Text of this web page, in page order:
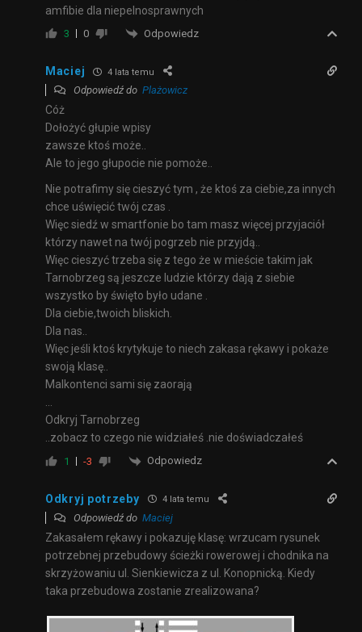
amfibie dla niepelnosprawnych
3 0 Odpowiedz
Maciej 4 lata temu
Odpowiedź do Plażowicz
Cóż
Dołożyć głupie wpisy
zawsze ktoś może..
Ale to jego głupocie nie pomoże..
Nie potrafimy się cieszyć tym , że ktoś za ciebie,za innych
chce uświęcić twój czas .
Więc siedź w smartfonie bo tam masz więcej przyjaciół
którzy nawet na twój pogrzeb nie przyjdą..
Więc cieszyć trzeba się z tego że w mieście takim jak
Tarnobrzeg są jeszcze ludzie którzy dają z siebie
wszystko by święto było udane .
Dla ciebie,twoich bliskich.
Dla nas..
Więc jeśli ktoś krytykuje to niech zakasa rękawy i pokaże
swoją klasę..
Malkontenci sami się zaorają
…
Odkryj Tarnobrzeg
..zobacz to czego nie widziałeś .nie doświadczałeś
1 -3 Odpowiedz
Odkryj potrzeby 4 lata temu
Odpowiedź do Maciej
Zakasałem rękawy i pokazuję klasę: wrzucam rysunek
potrzebnej przebudowy ścieżki rowerowej i chodnika na
skrzyżowaniu ul. Sienkiewicza z ul. Konopnicką. Kiedy
taka przebudowa zostanie zrealizowana?